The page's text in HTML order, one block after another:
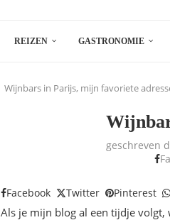
REIZEN GASTRONOMIE
Wijnbars in Parijs, mijn favoriete
geschreven
Facebook Twitter Pinterest
Als je mijn blog al een tijdje volgt,